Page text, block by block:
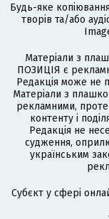
Будь-яке
творів та/або
Матеріали з
ПОЗИЦІЯ є
Редакція може не
Матеріали з
рекламними, проте
контенту і
Редакція не
судження,
українським
Cубєкт у сфері